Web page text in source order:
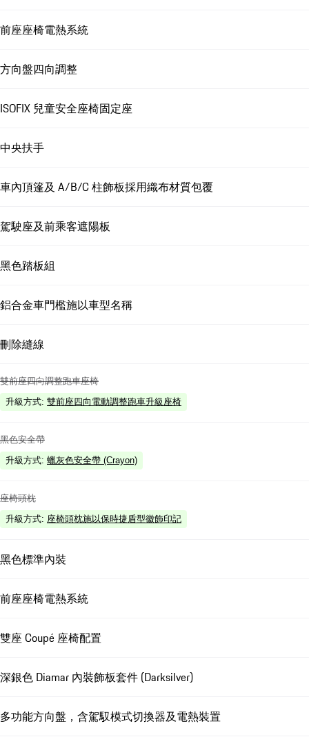
前座座椅電熱系統
方向盤四向調整
ISOFIX 兒童安全座椅固定座
中央扶手
車內頂篷及 A/B/C 柱飾板採用織布材質包覆
駕駛座及前乘客遮陽板
黑色踏板組
鋁合金車門檻施以車型名稱
刪除縫線
雙前座四向調整跑車座椅
升級方式: 雙前座四向電動調整跑車升級座椅
黑色安全帶
升級方式: 蠟灰色安全帶 (Crayon)
座椅頭枕
升級方式: 座椅頭枕施以保時捷盾型徽飾印記
黑色標準內裝
前座座椅電熱系統
雙座 Coupé 座椅配置
深銀色 Diamar 內裝飾板套件 (Darksilver)
多功能方向盤，含駕馭模式切換器及電熱裝置